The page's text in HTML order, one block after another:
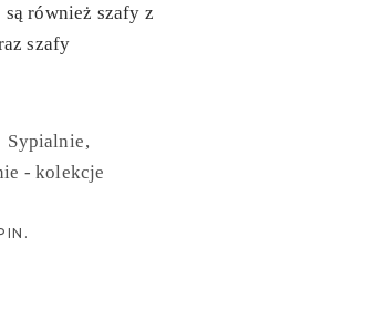
również szafy z
szafy
Sypialnie
- kolekcje